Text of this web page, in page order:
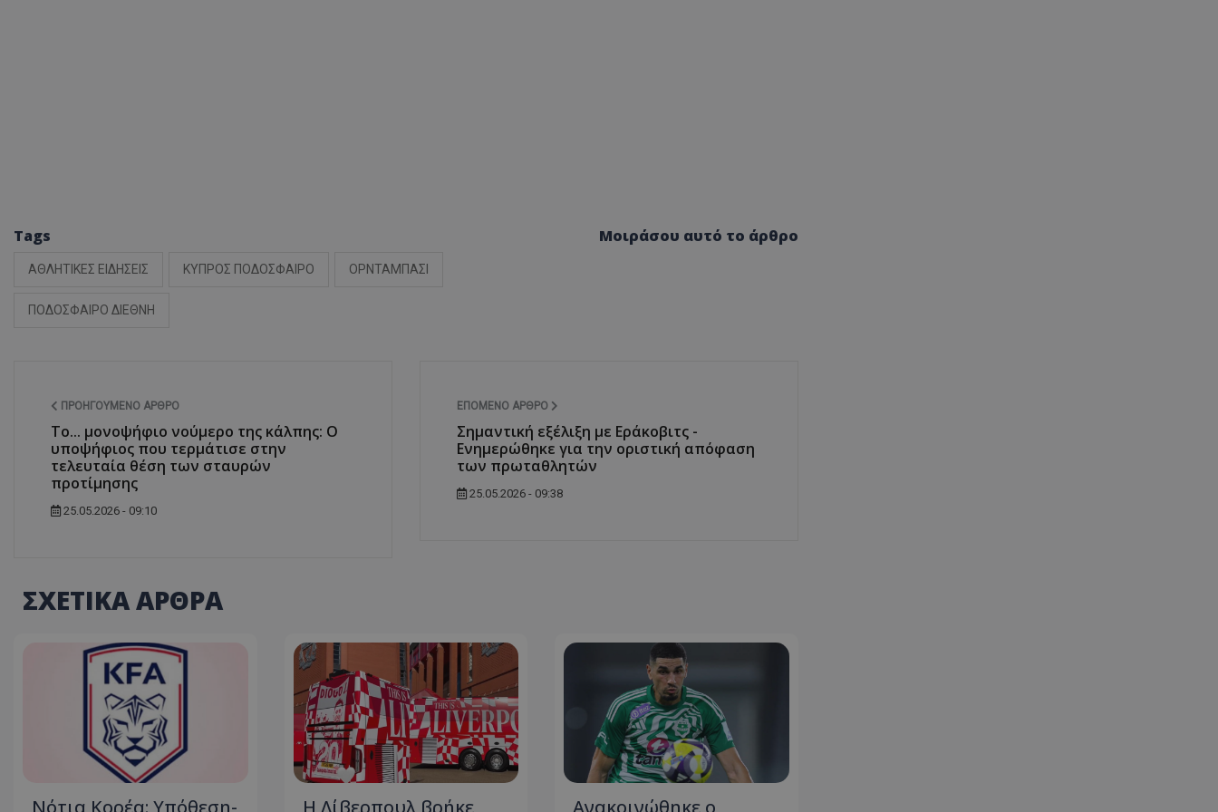
Tags
ΑΘΛΗΤΙΚΕΣ ΕΙΔΗΣΕΙΣ ΚΥΠΡΟΣ ΠΟΔΟΣΦΑΙΡΟ ΟΡΝΤΑΜΠΑΣΙ
ΠΟΔΟΣΦΑΙΡΟ ΔΙΕΘΝΗ
Μοιράσου αυτό το άρθρο
ΠΡΟΗΓΟΎΜΕΝΟ ΆΡΘΡΟ
Το... μονοψήφιο νούμερο της κάλπης: Ο
υποψήφιος που τερμάτισε στην
τελευταία θέση των σταυρών
προτίμησης
25.05.2026 - 09:10
ΕΠΌΜΕΝΟ ΆΡΘΡΟ
Σημαντική εξέλιξη με Εράκοβιτς -
Ενημερώθηκε για την οριστική απόφαση
των πρωταθλητών
25.05.2026 - 09:38
ΣΧΕΤΙΚΑ ΑΡΘΡΑ